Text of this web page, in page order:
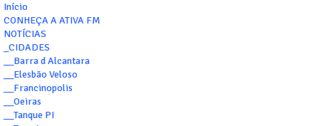
Início
CONHEÇA A ATIVA FM
NOTÍCIAS
_CIDADES
__Barra d Alcantara
__Elesbão Veloso
__Francinopolis
__Oeiras
__Tanque PI